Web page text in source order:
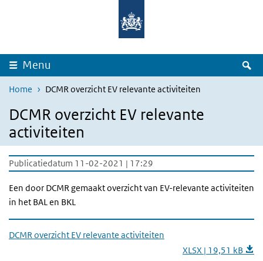
Overslaan en naar de inhoud gaan
Menu
Home DCMR overzicht EV relevante activiteiten
DCMR overzicht EV relevante
activiteiten
Publicatiedatum 11-02-2021 | 17:29
Een door DCMR gemaakt overzicht van EV-relevante activiteiten
in het BAL en BKL
DCMR overzicht EV relevante activiteiten
XLSX | 19,51 kB